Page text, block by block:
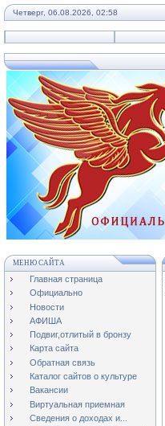
Четверг, 06.08.2026, 02:58
МЕНЮ САЙТА
Главная страница
Официально
Новости
АФИША
Подвиг,отлитый в бронзу
Карта сайта
Обратная связь
Каталог сайтов о культуре
Вакансии
Виртуальная приемная
Сведения о доходах и...